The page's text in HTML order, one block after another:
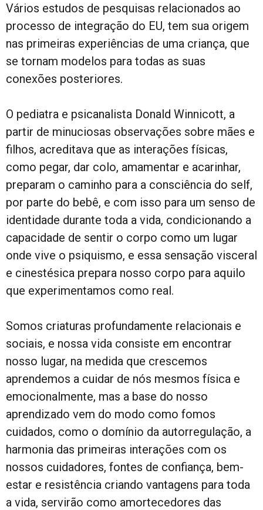
Vários estudos de pesquisas relacionados ao
processo de integração do EU, tem sua origem
nas primeiras experiências de uma criança, que
se tornam modelos para todas as suas
conexões posteriores.
O pediatra e psicanalista Donald Winnicott, a
partir de minuciosas observações sobre mães e
filhos, acreditava que as interações físicas,
como pegar, dar colo, amamentar e acarinhar,
preparam o caminho para a consciência do self,
por parte do bebê, e com isso para um senso de
identidade durante toda a vida, condicionando a
capacidade de sentir o corpo como um lugar
onde vive o psiquismo, e essa sensação visceral
e cinestésica prepara nosso corpo para aquilo
que experimentamos como real.
Somos criaturas profundamente relacionais e
sociais, e nossa vida consiste em encontrar
nosso lugar, na medida que crescemos
aprendemos a cuidar de nós mesmos física e
emocionalmente, mas a base do nosso
aprendizado vem do modo como fomos
cuidados, como o domínio da autorregulação, a
harmonia das primeiras interações com os
nossos cuidadores, fontes de confiança, bem-
estar e resistência criando vantagens para toda
a vida, servirão como amortecedores das